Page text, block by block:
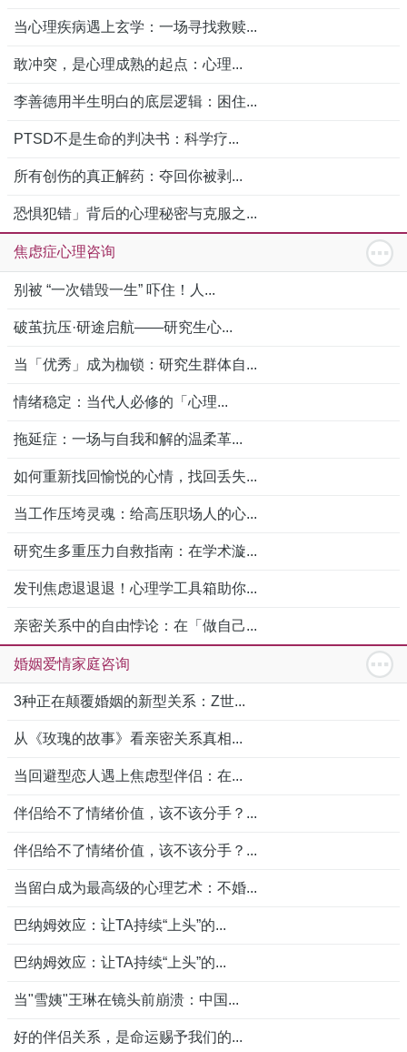
当心理疾病遇上玄学：一场寻找救赎...
敢冲突，是心理成熟的起点：心理...
李善德用半生明白的底层逻辑：困住...
PTSD不是生命的判决书：科学疗...
所有创伤的真正解药：夺回你被剥...
恐惧犯错」背后的心理秘密与克服之...
焦虑症心理咨询
别被 “一次错毁一生” 吓住！人...
破茧抗压·研途启航——研究生心...
当「优秀」成为枷锁：研究生群体自...
情绪稳定：当代人必修的「心理...
拖延症：一场与自我和解的温柔革...
如何重新找回愉悦的心情，找回丢失...
当工作压垮灵魂：给高压职场人的心...
研究生多重压力自救指南：在学术漩...
发刊焦虑退退退！心理学工具箱助你...
亲密关系中的自由悖论：在「做自己...
婚姻爱情家庭咨询
3种正在颠覆婚姻的新型关系：Z世...
从《玫瑰的故事》看亲密关系真相...
当回避型恋人遇上焦虑型伴侣：在...
伴侣给不了情绪价值，该不该分手？...
伴侣给不了情绪价值，该不该分手？...
当留白成为最高级的心理艺术：不婚...
巴纳姆效应：让TA持续“上头”的...
巴纳姆效应：让TA持续“上头”的...
当"雪姨"王琳在镜头前崩溃：中国...
好的伴侣关系，是命运赐予我们的...